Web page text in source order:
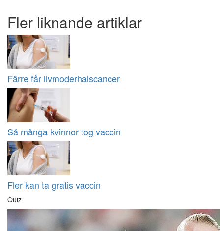
Fler liknande artiklar
Färre får livmoderhalscancer
Så många kvinnor tog vaccin
Fler kan ta gratis vaccin
Quiz